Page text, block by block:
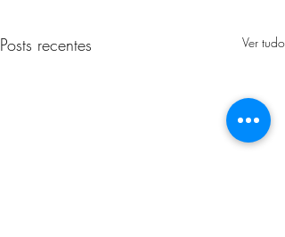
Posts recentes Ver tudo